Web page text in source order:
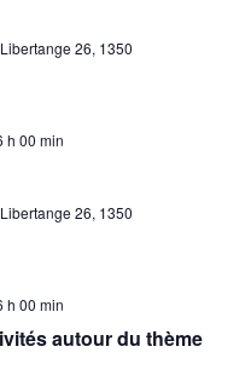
26, 1350
h 00 min
26, 1350
autour du thème
h 00 min